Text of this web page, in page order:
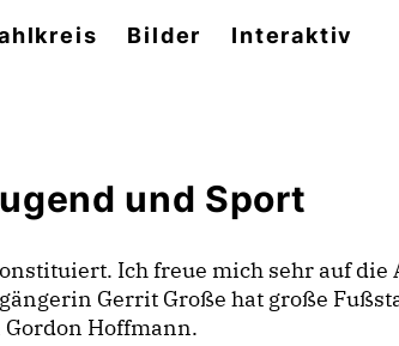
Bilder Interaktiv
und Sport
Ich freue mich sehr auf
Gerrit Große hat große
Gordon Hoffmann.